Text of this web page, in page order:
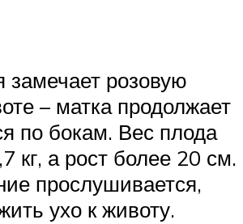
замечает розовую
– матка продолжает
по бокам. Вес плода
кг, а рост более 20 см.
прослушивается,
ухо к животу.